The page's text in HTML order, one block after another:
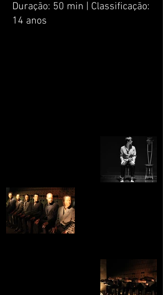
Duração: 50 min | Classificação:
14 anos